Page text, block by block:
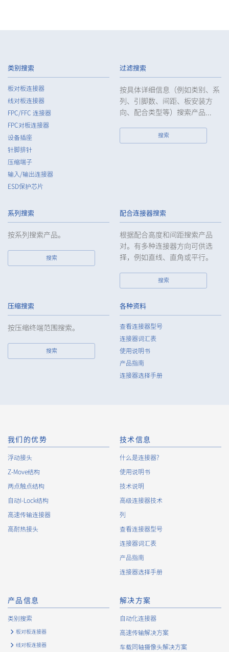
15.00（+0.5/-0.5mm）
15.00（+0.5/-0.5mm）
15.00（+0.5/-0.5mm）
类别搜索
板对板连接器
线对板连接器
FPC/FFC 连接器
FPC对板连接器
设备插座
针脚排针
压缩端子
输入/输出连接器
ESD保护芯片
过滤搜索
按具体详细信息（例如类别、系
列、引脚数、间距、板安装方
向、配合类型等）搜索产品...
搜索
系列搜索
按系列搜索产品。
搜索
配合连接器搜索
根据配合高度和间距搜索产品
对。有多种连接器方向可供选
择，例如直线、直角或平行。
搜索
压缩搜索
按压缩终端范围搜索。
搜索
各种资料
查看连接器型号
连接器词汇表
使用说明书
产品指南
连接器选择手册
我们的优势
浮动接头
Z-Move结构
两点触点结构
自动I-Lock结构
高速传输连接器
高耐热接头
技术信息
什么是连接器?
使用说明书
技术说明
高级连接器技术
列
查看连接器型号
连接器词汇表
产品指南
连接器选择手册
产品信息
类别搜索
板对板连接器
线对板连接器
解决方案
自动化连接器
高速传输解决方案
车载同轴摄像头解决方案